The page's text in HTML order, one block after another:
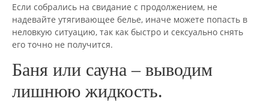
Если собрались на свидание с продолжением, не
надевайте утягивающее белье, иначе можете попасть в
неловкую ситуацию, так как быстро и сексуально снять
его точно не получится.
Баня или сауна – выводим
лишнюю жидкость.